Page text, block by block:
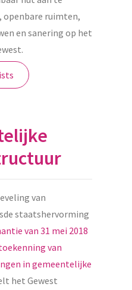
openbare ruimten,
en sanering op het
van
staatshervorming
van 31 mei 2018
van
in gemeentelijke
het Gewest